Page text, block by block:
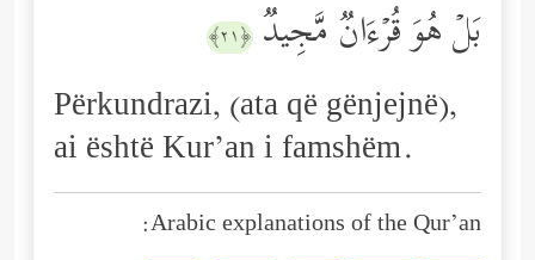
بَلۡ هُوَ قُرۡءَانࣱ مَّجِیدࣱ ﴿٢١﴾
Përkundrazi, (ata që gënjejnë),
ai është Kur’an i famshëm.
Arabic explanations of the Qur’an: